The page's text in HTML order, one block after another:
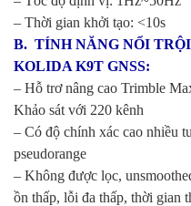
– Thời gian khởi tạo: <10s
B. TÍNH NĂNG NỔI
KOLIDA K9T GNSS:
– Hỗ trơ nâng cao Trimble
Khảo sát với 220 kênh
– Có độ chính xác cao nhiều
pseudorange
– Không được lọc,
ồn thấp, lỗi đa thấp, thời gian